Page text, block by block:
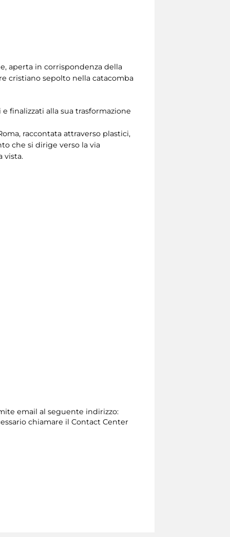
aperta in corrispondenza della
cristiano sepolto nella catacomba
finalizzati alla sua trasformazione
raccontata attraverso plastici,
che si dirige verso la via
vista.
email al seguente indirizzo:
chiamare il Contact Center